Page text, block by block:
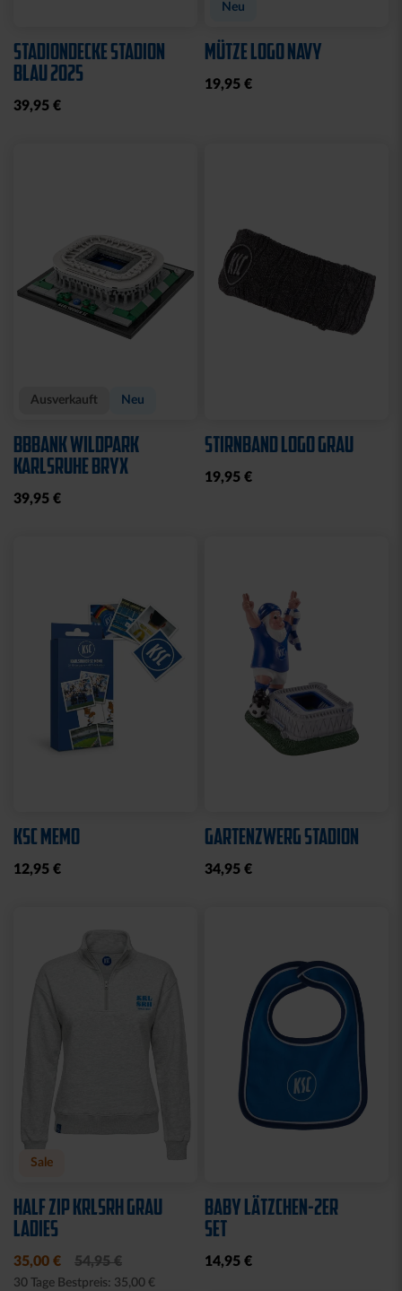
STADIONDECKE STADION
BLAU 2025
39,95 €
Neu
MÜTZE LOGO NAVY
19,95 €
Ausverkauft Neu
BBBANK WILDPARK
KARLSRUHE BRYX
39,95 €
STIRNBAND LOGO GRAU
19,95 €
KSC MEMO
12,95 €
GARTENZWERG STADION
34,95 €
Sale
HALF ZIP KRLSRH GRAU
LADIES
35,00 € 54,95 €
30 Tage Bestpreis: 35,00 €
BABY LÄTZCHEN-2ER
SET
14,95 €